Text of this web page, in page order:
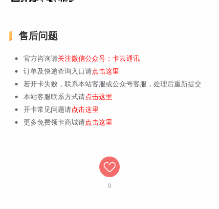
售后问题
官方咨询请关注微信公众号：卡云通讯
订单及快递查询入口请点击这里
若开卡失败，联系本站客服或公众号客服，处理后重新提交
本站客服联系方式请点击这里
开卡常见问题请点击这里
更多免费领卡商城请点击这里
0